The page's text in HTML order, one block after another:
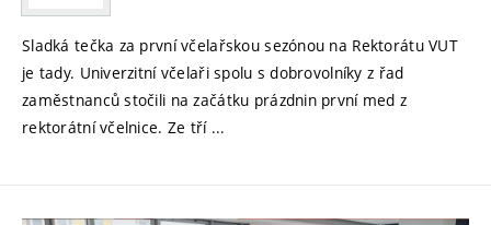
Sladká tečka za první včelařskou sezónou na Rektorátu VUT
je tady. Univerzitní včelaři spolu s dobrovolníky z řad
zaměstnanců stočili na začátku prázdnin první med z
rektorátní včelnice. Ze tří ...